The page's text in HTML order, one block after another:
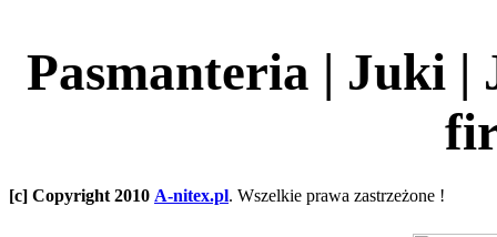
Pasmanteria | Juki |
[c] Copyright 2010 A-nitex.pl. Wszelkie prawa zastrzeżone !